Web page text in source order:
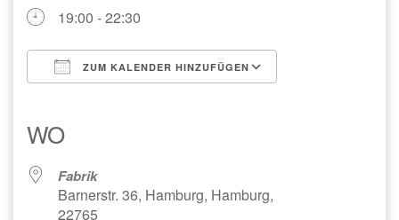
19:00 - 22:30
ZUM KALENDER HINZUFÜGEN
WO
Fabrik
Barnerstr. 36, Hamburg, Hamburg,
22765